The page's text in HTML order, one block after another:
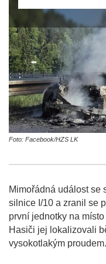
Foto: Facebook/HZS LK
Mimořádná událost se
silnice I/10 a zranil se
první jednotky na
Hasiči jej lokalizovali
vysokotlakým proudem.